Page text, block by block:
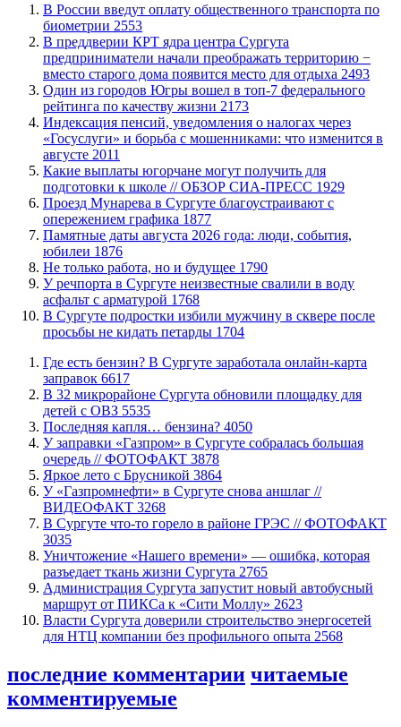
В России введут оплату общественного транспорта по
биометрии 2553
​В преддверии КРТ ядра центра Сургута
предприниматели начали преображать территорию −
вместо старого дома появится место для отдыха 2493
Один из городов Югры вошел в топ-7 федерального
рейтинга по качеству жизни 2173
​Индексация пенсий, уведомления о налогах через
«Госуслуги» и борьба с мошенниками: что изменится в
августе 2011
Какие выплаты югорчане могут получить для
подготовки к школе // ОБЗОР СИА-ПРЕСС 1929
​Проезд Мунарева в Сургуте благоустраивают с
опережением графика 1877
​Памятные даты августа 2026 года: люди, события,
юбилеи 1876
​Не только работа, но и будущее 1790
​У речпорта в Сургуте неизвестные свалили в воду
асфальт с арматурой 1768
В Сургуте подростки избили мужчину в сквере после
просьбы не кидать петарды 1704
​Где есть бензин? В Сургуте заработала онлайн-карта
заправок 6617
В 32 микрорайоне Сургута обновили площадку для
детей с ОВЗ 5535
​Последняя капля… бензина? 4050
​У заправки «Газпром» в Сургуте собралась большая
очередь // ФОТОФАКТ 3878
Яркое лето с Брусникой 3864
У «Газпромнефти» в Сургуте снова аншлаг //
ВИДЕОФАКТ 3268
​В Сургуте что-то горело в районе ГРЭС // ФОТОФАКТ
3035
​Уничтожение «Нашего времени» — ошибка, которая
разъедает ткань жизни Сургута 2765
​Администрация Сургута запустит новый автобусный
маршрут от ПИКСа к «Сити Моллу» 2623
Власти Сургута доверили строительство энергосетей
для НТЦ компании без профильного опыта 2568
последние комментарии читаемые
комментируемые